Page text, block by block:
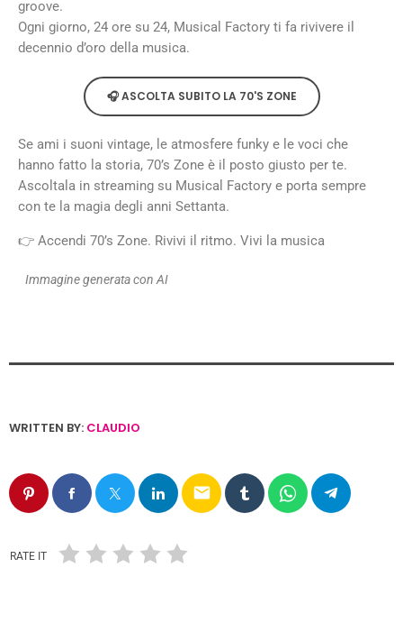
groove.
Ogni giorno, 24 ore su 24, Musical Factory ti fa rivivere il
decennio d’oro della musica.
🎧 ASCOLTA SUBITO LA 70'S ZONE
Se ami i suoni vintage, le atmosfere funky e le voci che
hanno fatto la storia, 70’s Zone è il posto giusto per te.
Ascoltala in streaming su Musical Factory e porta sempre
con te la magia degli anni Settanta.
👉 Accendi 70’s Zone. Rivivi il ritmo. Vivi la musica
Immagine generata con AI
WRITTEN BY: CLAUDIO
email
RATE IT